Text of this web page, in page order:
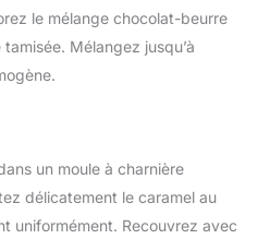
le mélange chocolat-beurre
Mélangez jusqu’à
un moule à charnière
délicatement le caramel au
uniformément. Recouvrez avec